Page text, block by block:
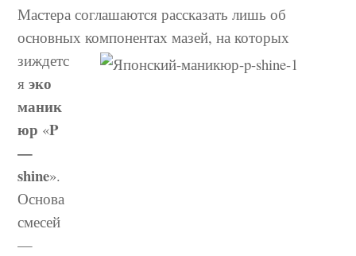
Мастера соглашаются рассказать лишь об
основных компонентах мазей, на которых
зиждетс
яэко
маник
юр «P
—
shine».
Основа
смесей
—